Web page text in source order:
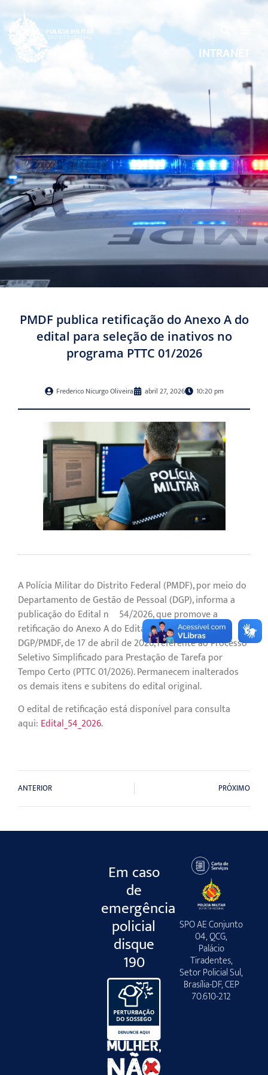
INTRANET
PMDF publica retificação do Anexo A do
edital para seleção de inativos no
programa PTTC 01/2026
Frederico Nicurgo Oliveira abril 27, 2026 10:20 pm
A Polícia Militar do Distrito Federal (PMDF), por meio do
Departamento de Gestão de Pessoal (DGP), informa a
publicação do Edital nº 54/2026, que promove a
retificação do Anexo A do Edital nº 52/2026 –
DGP/PMDF, de 17 de abril de 2026, referente ao Processo
Seletivo Simplificado para Prestação de Tarefa por
Tempo Certo (PTTC 01/2026). Permanecem inalterados
os demais itens e subitens do edital original.
O edital de retificação está disponível para consulta
aqui: Edital_54_2026.
ANTERIOR PRÓXIMO
Em caso
de
emergência
policial
disque
190
SPO AE Conjunto
04, QCG,
Palácio
Tiradentes,
Setor Policial Sul,
Brasília-DF, CEP
70.610-212